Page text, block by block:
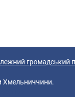
громадський
Хмельниччини.